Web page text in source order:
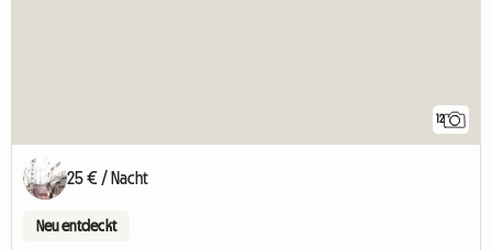
12
25 € / Nacht
Neu entdeckt